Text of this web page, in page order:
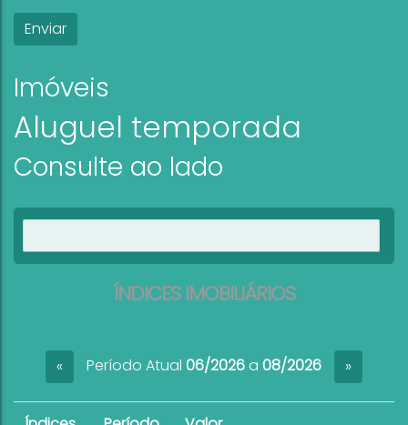
Imóveis
Aluguel temporada
Consulte ao lado
ÍNDICES IMOBILIÁRIOS
« Período Atual 06/2026a 08/2026 »